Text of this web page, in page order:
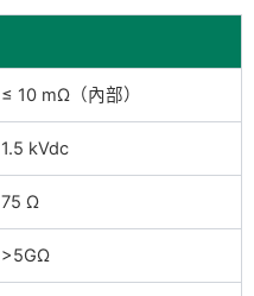
≤ 10 mΩ（內部）
1.5 kVdc
75 Ω
>5GΩ